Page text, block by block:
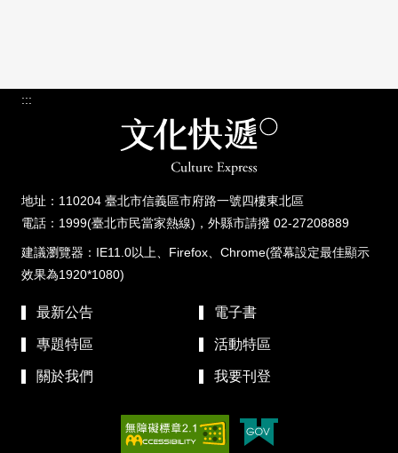
:::
地址：110204 臺北市信義區市府路一號四樓東北區
電話：1999(臺北市民當家熱線)，外縣市請撥 02-27208889
建議瀏覽器：IE11.0以上、Firefox、Chrome(螢幕設定最佳顯示
效果為1920*1080)
最新公告 電子書
專題特區 活動特區
關於我們 我要刊登